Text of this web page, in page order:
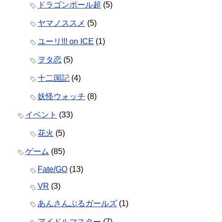
ドラゴンボール超 (5)
ヤマノススメ (5)
ユーリ!!! on ICE (1)
ヲタ恋 (5)
十二国記 (4)
妖怪ウォッチ (8)
イベント (33)
花火 (5)
ゲーム (85)
Fate/GO (13)
VR (3)
あんさんぶるガールズ (1)